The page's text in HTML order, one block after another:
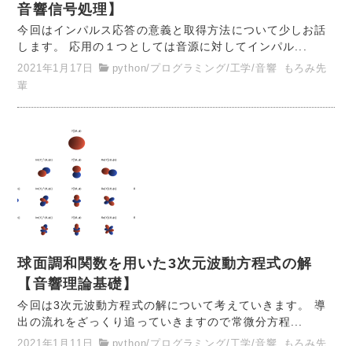
音響信号処理】
今回はインパルス応答の意義と取得方法について少しお話
します。 応用の１つとしては音源に対してインパル...
2021年1月17日
python/プログラミング/工学/音響
もろみ先
輩
球面調和関数を用いた3次元波動方程式の解
【音響理論基礎】
今回は3次元波動方程式の解について考えていきます。 導
出の流れをざっくり追っていきますので常微分方程...
2021年1月11日
python/プログラミング/工学/音響 もろみ先